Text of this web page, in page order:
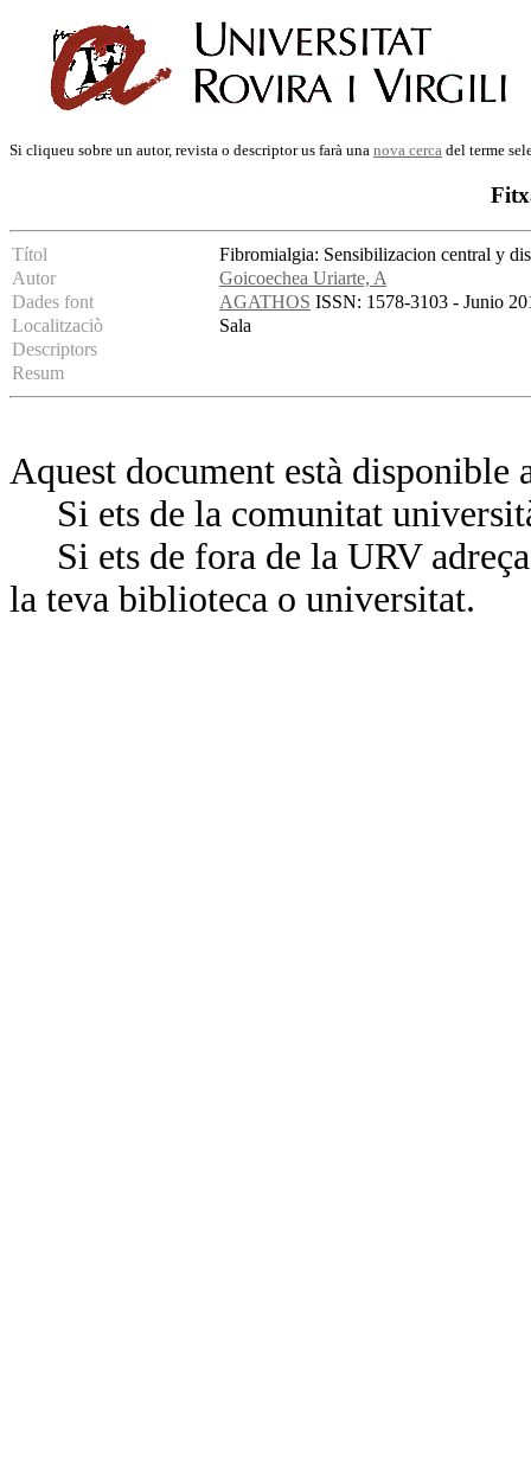
Si cliqueu sobre un autor, revista o descriptor us farà una nova cerca del terme
Títol
Fibromialgia: Sensibilizacion central y
Autor
Goicoechea Uriarte, A
Dades font
AGATHOS ISSN: 1578-3103 - Junio
Localitzaciò
Sala
Descriptors
Resum
Aquest document està
Si ets de la comunitat
Si ets de fora de la URV
la teva biblioteca o universitat.